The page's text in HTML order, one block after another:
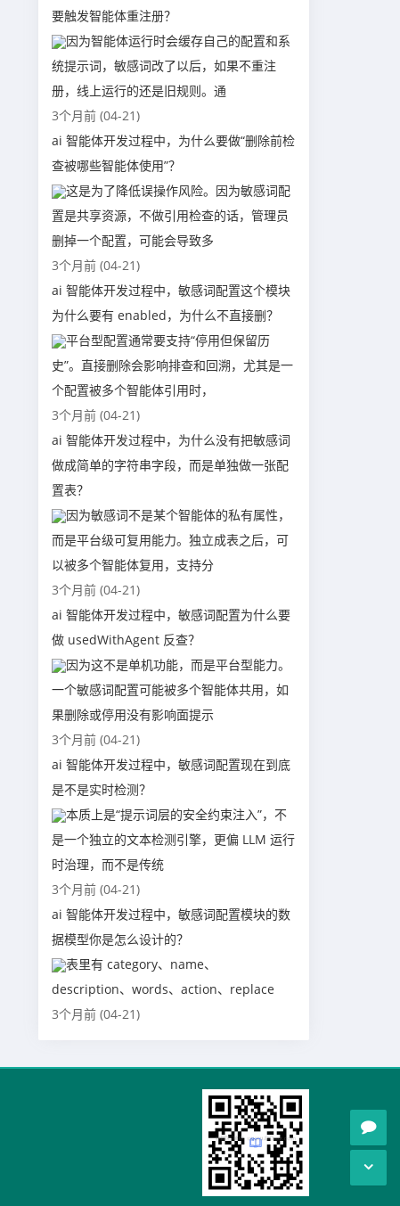
要触发智能体重注册？
因为智能体运行时会缓存自己的配置和系
统提示词，敏感词改了以后，如果不重注
册，线上运行的还是旧规则。通
3个月前 (04-21)
ai 智能体开发过程中，为什么要做“删除前检
查被哪些智能体使用”？
这是为了降低误操作风险。因为敏感词配
置是共享资源，不做引用检查的话，管理员
删掉一个配置，可能会导致多
3个月前 (04-21)
ai 智能体开发过程中，敏感词配置这个模块
为什么要有 enabled，为什么不直接删？
平台型配置通常要支持“停用但保留历
史”。直接删除会影响排查和回溯，尤其是一
个配置被多个智能体引用时，
3个月前 (04-21)
ai 智能体开发过程中，为什么没有把敏感词
做成简单的字符串字段，而是单独做一张配
置表？
因为敏感词不是某个智能体的私有属性，
而是平台级可复用能力。独立成表之后，可
以被多个智能体复用，支持分
3个月前 (04-21)
ai 智能体开发过程中，敏感词配置为什么要
做 usedWithAgent 反查？
因为这不是单机功能，而是平台型能力。
一个敏感词配置可能被多个智能体共用，如
果删除或停用没有影响面提示
3个月前 (04-21)
ai 智能体开发过程中，敏感词配置现在到底
是不是实时检测？
本质上是“提示词层的安全约束注入”，不
是一个独立的文本检测引擎，更偏 LLM 运行
时治理，而不是传统
3个月前 (04-21)
ai 智能体开发过程中，敏感词配置模块的数
据模型你是怎么设计的？
表里有 category、name、
description、words、action、replace
3个月前 (04-21)